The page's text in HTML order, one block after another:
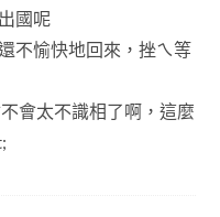
國呢
不愉快地回來，挫ㄟ等
會太不識相了啊，這麼